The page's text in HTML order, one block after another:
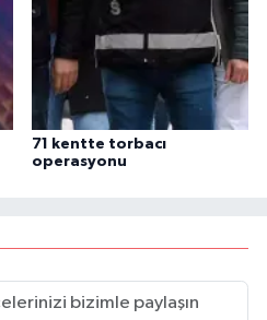
71 kentte torbacı
operasyonu